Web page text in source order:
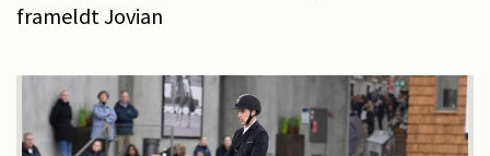
frameldt Jovian